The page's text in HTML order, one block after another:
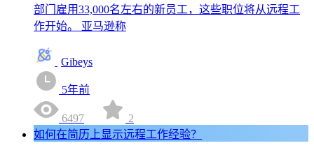
部门雇用33,000名左右的新员工，这些职位将从远程工
作开始。 亚马逊称
Gibeys
5年前
6497
2
如何在简历上显示远程工作经验？